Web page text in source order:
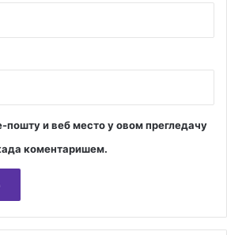
пошту и веб место у овом прегледачу
коментаришем.